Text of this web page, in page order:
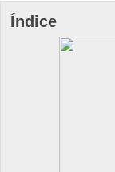
Índice